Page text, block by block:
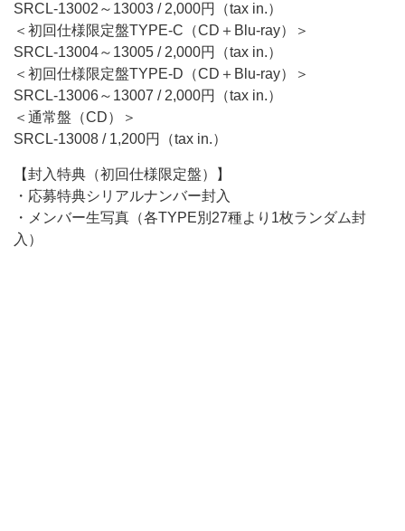
SRCL-13002～13003 / 2,000円（tax in.）
＜初回仕様限定盤TYPE-C（CD＋Blu-ray）＞
SRCL-13004～13005 / 2,000円（tax in.）
＜初回仕様限定盤TYPE-D（CD＋Blu-ray）＞
SRCL-13006～13007 / 2,000円（tax in.）
＜通常盤（CD）＞
SRCL-13008 / 1,200円（tax in.）
【封入特典（初回仕様限定盤）】
・応募特典シリアルナンバー封入
・メンバー生写真（各TYPE別27種より1枚ランダム封
入）